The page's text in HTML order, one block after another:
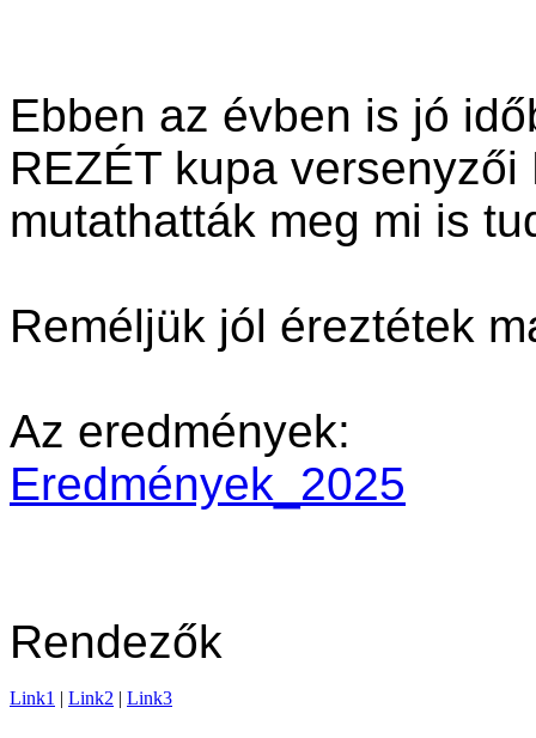
Ebben az évben is jó
REZÉT kupa
mutathatták meg mi is
Reméljük jól éreztétek
Az eredmények:
Eredmények_2025
Rendezők
Link1 | Link2 | Link3